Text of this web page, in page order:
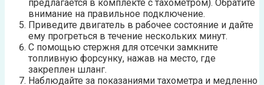
предлагается в комплекте с тахометром). Обратите
внимание на правильное подключение.
Приведите двигатель в рабочее состояние и дайте
ему прогреться в течение нескольких минут.
С помощью стержня для отсечки замкните
топливную форсунку, нажав на место, где
закреплен шланг.
Наблюдайте за показаниями тахометра и медленно